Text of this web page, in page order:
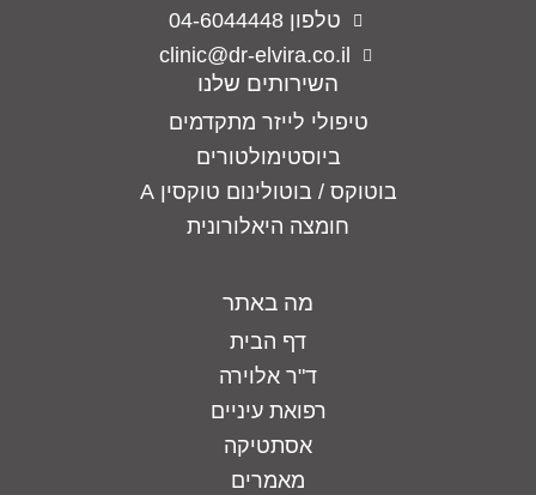
מה באתר
דף הבית
ד"ר אלוירה
רפואת עיניים
אסתטיקה
מאמרים
השירותים שלנו
טיפולי לייזר מתקדמים
ביוסטימולטורים
בוטוקס / בוטולינום טוקסין A
חומצה היאלורונית
טלפון 04-6044448
clinic@dr-elvira.co.il